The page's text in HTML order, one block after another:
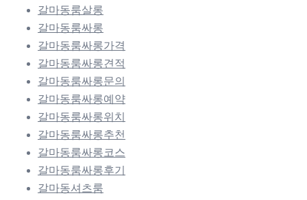
갈마동룸살롱
갈마동룸싸롱
갈마동룸싸롱가격
갈마동룸싸롱견적
갈마동룸싸롱문의
갈마동룸싸롱예약
갈마동룸싸롱위치
갈마동룸싸롱추천
갈마동룸싸롱코스
갈마동룸싸롱후기
갈마동셔츠룸